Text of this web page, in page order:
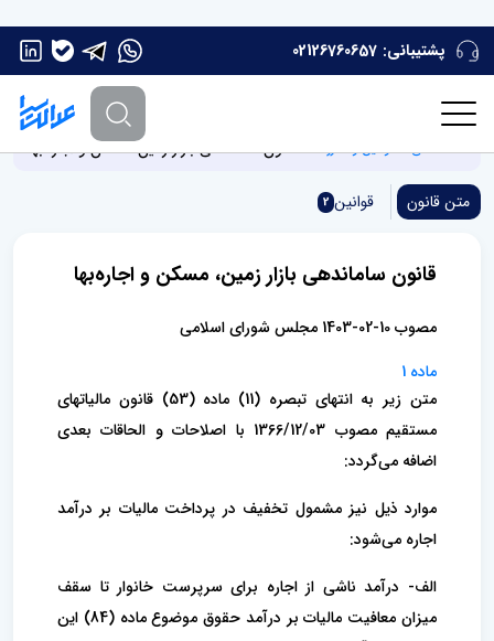
پشتیبانی: 02126760657
صفحه اصلی قوانین و مقررات قانون ساماندهی بازار زمین، مسکن و اجاره‌بها
متن قانون قوانین 2
قانون ساماندهی بازار زمین، مسکن و اجاره‌بها
مصوب 10-02-1403 مجلس شورای اسلامی
ماده 1
متن زیر به انتهای تبصره (11) ماده (53) قانون مالیاتهای
مستقیم مصوب 1366/12/03 با اصلاحات و الحاقات بعدی
اضافه می‌گردد:
موارد ذیل نیز مشمول تخفیف در پرداخت مالیات بر درآمد
اجاره می‌شود:
الف- درآمد ناشی از اجاره برای سرپرست خانوار تا سقف
میزان معافیت مالیات بر درآمد حقوق موضوع ماده (84) این